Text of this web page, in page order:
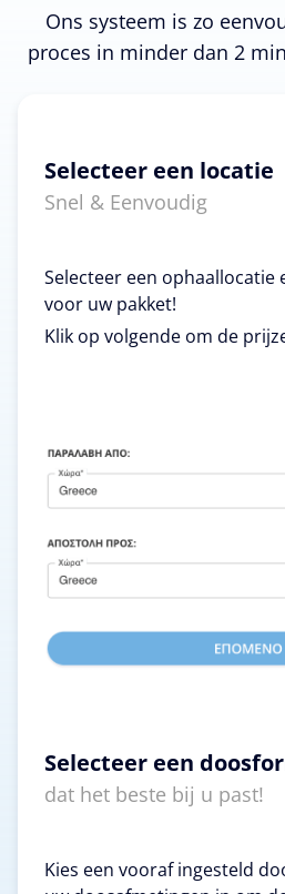
Ons systeem is zo
proces in minder dan 2
Selecteer een locatie
Snel & Eenvoudig
Selecteer een ophaallocatie
voor uw pakket!
Klik op volgende om de
Selecteer een
dat het beste bij u past!
Kies een vooraf ingesteld